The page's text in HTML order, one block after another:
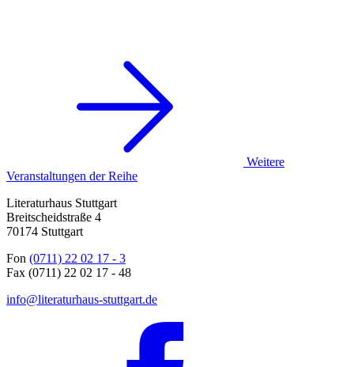
Weitere
Veranstaltungen der Reihe
Literaturhaus Stuttgart
Breitscheidstraße 4
70174 Stuttgart
Fon (0711) 22 02 17 - 3
Fax (0711) 22 02 17 - 48
info@literaturhaus-stuttgart.de